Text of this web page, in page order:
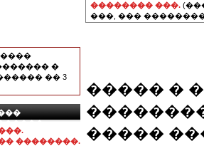
�
�� 3
��������.
�������� ���.
���, ���
����� �
�����